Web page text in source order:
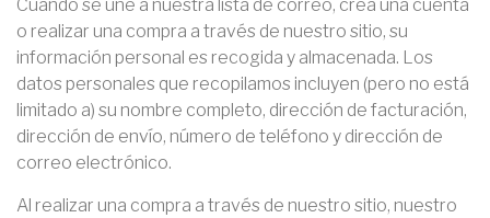
Cuando se une a nuestra lista de correo, crea una cuenta
o realizar una compra a través de nuestro sitio, su
información personal es recogida y almacenada. Los
datos personales que recopilamos incluyen (pero no está
limitado a) su nombre completo, dirección de facturación,
dirección de envío, número de teléfono y dirección de
correo electrónico.
Al realizar una compra a través de nuestro sitio, nuestro